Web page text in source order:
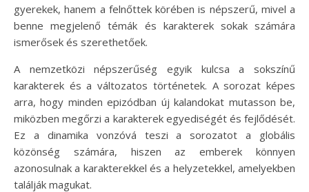
gyerekek, hanem a felnőttek körében is népszerű, mivel a
benne megjelenő témák és karakterek sokak számára
ismerősek és szerethetőek.
A nemzetközi népszerűség egyik kulcsa a sokszínű
karakterek és a változatos történetek. A sorozat képes
arra, hogy minden epizódban új kalandokat mutasson be,
miközben megőrzi a karakterek egyediségét és fejlődését.
Ez a dinamika vonzóvá teszi a sorozatot a globális
közönség számára, hiszen az emberek könnyen
azonosulnak a karakterekkel és a helyzetekkel, amelyekben
találják magukat.